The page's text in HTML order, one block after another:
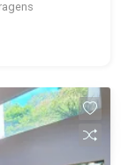
ar-
sendo 4
excelente